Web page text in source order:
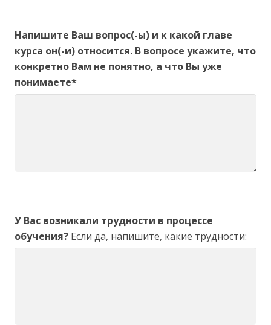
Напишите Ваш вопрос(-ы) и к какой главе
курса он(-и) относится. В вопросе укажите, что
конкретно Вам не понятно, а что Вы уже
понимаете*
У Вас возникали трудности в процессе
обучения? Если да, напишите, какие трудности: